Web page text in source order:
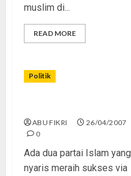
muslim di...
READ MORE
Politik
ABU FIKRI
26/04/2007
0
Ada dua partai Islam yang
nyaris meraih sukses via